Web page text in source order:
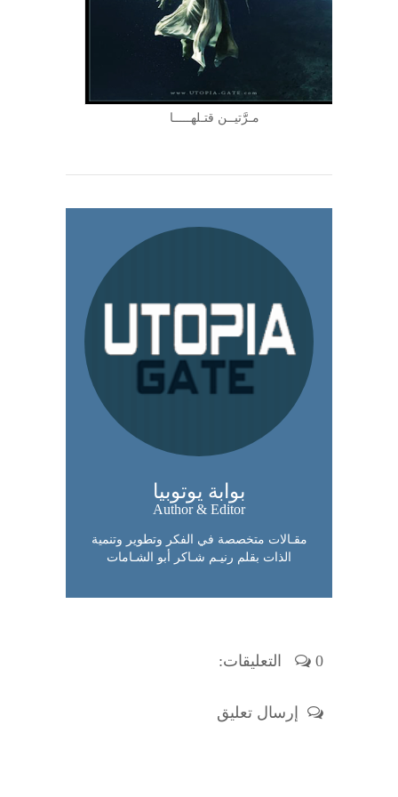
مـرََّتيــن قتـلهـــــا
بوابة يوتوبيا
Author & Editor
مقـالات متخصصة في الفكر وتطوير وتنمية
الذات بقلم رنيـم شـاكر أبو الشـامات
0 التعليقات:
إرسال تعليق